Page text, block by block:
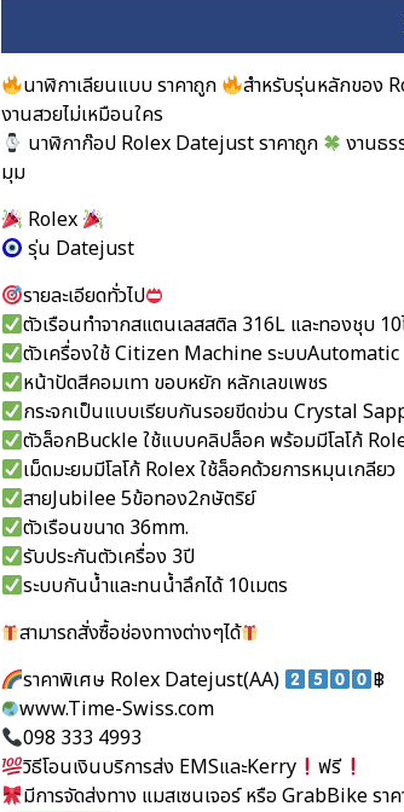
นาฬิกาเลียนแบบ ราคาถูก
สำหรับรุ่นหลักของ
งานสวยไม่เหมือนใคร
นาฬิกาก๊อป Rolex Datejust ราคาถูก
งานธ
มุม
Rolex
รุ่น Datejust
รายละเอียดทั่วไป
ตัวเรือนทำจากสแตนเลสสติล 316L และทองชุบ
ตัวเครื่องใช้ Citizen Machine ระบบAutomatic
หน้าปัดสีคอมเทา ขอบหยัก หลักเลขเพชร
กระจกเป็นแบบเรียบกันรอยขีดข่วน Crystal
ตัวล็อกBuckle ใช้แบบคลิปล็อค พร้อมมีโลโก้
เม็ดมะยมมีโลโก้ Rolex ใช้ล็อคด้วยการหมุนเกลียว
สายJubilee 5ข้อทอง2กษัตริย์
ตัวเรือนขนาด 36mm.
รับประกันตัวเครื่อง 3ปี
ระบบกันน้ำและทนน้ำลึกได้ 10เมตร
สามารถสั่งซื้อช่องทางต่างๆได้
ราคาพิเศษ Rolex Datejust(AA)
฿
www.Time-Swiss.com
098 333 4993
วิธีโอนเงินบริการส่ง EMSและKerry
ฟรี
มีการจัดส่งทาง แมสเซนเจอร์ หรือ GrabBike ราค